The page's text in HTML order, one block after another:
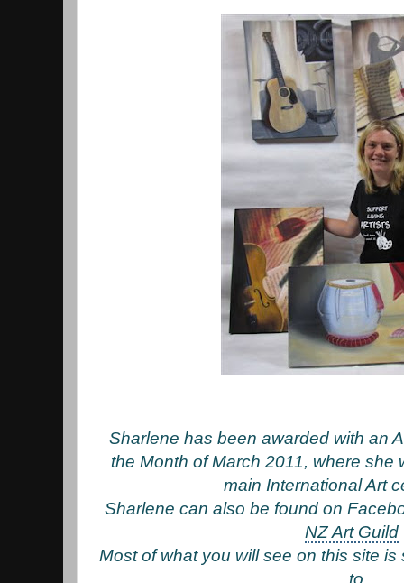
Sharlene has been awarded with an
the Month of March 2011, where she
main International Art
Sharlene can also be found on
NZ Art Guild
Most of what you will see on this site
to